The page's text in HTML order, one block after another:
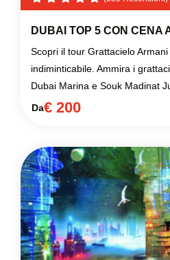
DUBAI TOP 5 CON CENA
Scopri il tour Grattacielo
indiminticabile. Ammira i
Dubai Marina e Souk Madinat
Da€ 200